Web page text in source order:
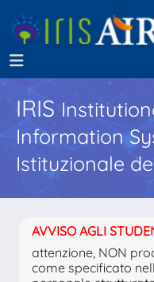
IRIS
Information
Istituzionale
AVVISO AGLI
attenzione, NON
come specificato